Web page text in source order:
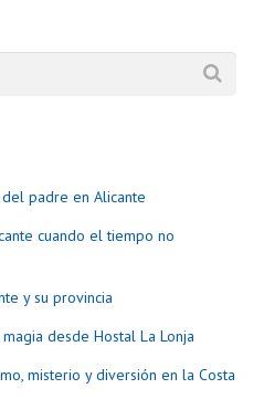
padre en Alicante
cuando el tiempo no
y su provincia
desde Hostal La Lonja
misterio y diversión en la Costa